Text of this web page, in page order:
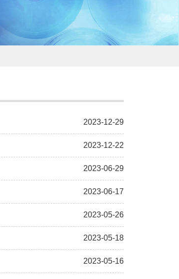
2023-12-29
2023-12-22
2023-06-29
2023-06-17
2023-05-26
2023-05-18
2023-05-16